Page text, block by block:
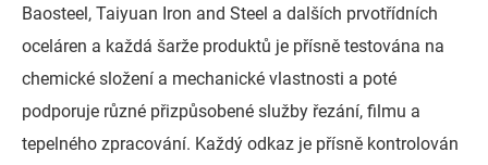
Baosteel, Taiyuan Iron and Steel a dalších prvotřídních
oceláren a každá šarže produktů je přísně testována na
chemické složení a mechanické vlastnosti a poté
podporuje různé přizpůsobené služby řezání, filmu a
tepelného zpracování. Každý odkaz je přísně kontrolován